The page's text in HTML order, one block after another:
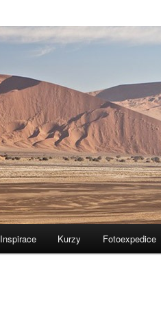
Inspirace Kurzy Fotoexpedice